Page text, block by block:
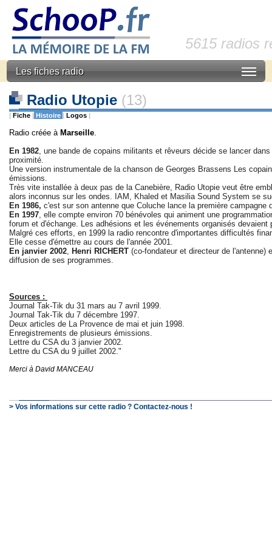
5615 radios
Les fiches radio
Radio Utopie (13)
| Fiche | Histoire | Logos |
Radio créée à Marseille.
En 1982, une bande de copains militants et rêveurs décide se lancer
proximité.
Une version instrumentale de la chanson de Georges Brassens Les
émissions.
Très vite installée à deux pas de la Canebière, Radio Utopie veut être
alors inconnus sur les ondes. IAM, Khaled et Masilia Sound System se
En 1986, c'est sur son antenne que Coluche lance la première
En 1997, elle compte environ 70 bénévoles qui animent une
forum et d'échange. Les adhésions et les événements organisés
Malgré ces efforts, en 1999 la radio rencontre d'importantes difficultés
Elle cesse d'émettre au cours de l'année 2001.
En janvier 2002, Henri RICHERT (co-fondateur et directeur de
diffusion de ses programmes.
Sources :
Journal Tak-Tik du 31 mars au 7 avril 1999.
Journal Tak-Tik du 7 décembre 1997.
Deux articles de La Provence de mai et juin 1998.
Enregistrements de plusieurs émissions.
Lettre du CSA du 3 janvier 2002.
Lettre du CSA du 9 juillet 2002."
Merci à David MANCEAU
> Vos informations sur cette radio ? Contactez-nous !